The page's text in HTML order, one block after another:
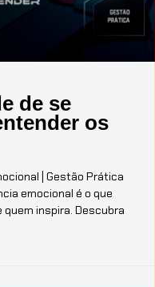
de se
os
| Gestão Prática
emocional é o que
quem inspira. Descubra